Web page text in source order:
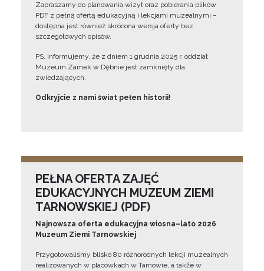
Zapraszamy do planowania wizyt oraz pobierania plików
PDF z pełną ofertą edukacyjną i lekcjami muzealnymi –
dostępna jest również skrócona wersja oferty bez
szczegółowych opisów.
PS. Informujemy, że z dniem 1 grudnia 2025 r. oddział
Muzeum Zamek w Dębnie jest zamknięty dla
zwiedzających.
Odkryjcie z nami świat pełen historii!
PEŁNA OFERTA ZAJĘĆ
EDUKACYJNYCH MUZEUM ZIEMI
TARNOWSKIEJ (PDF)
Najnowsza oferta edukacyjna wiosna–lato 2026
Muzeum Ziemi Tarnowskiej
Przygotowaliśmy blisko 80 różnorodnych lekcji muzealnych
realizowanych w placówkach w Tarnowie, a także w